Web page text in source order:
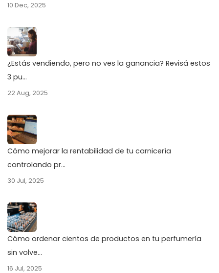
10 Dec, 2025
¿Estás vendiendo, pero no ves la ganancia? Revisá estos
3 pu...
22 Aug, 2025
Cómo mejorar la rentabilidad de tu carnicería
controlando pr...
30 Jul, 2025
Cómo ordenar cientos de productos en tu perfumería
sin volve...
16 Jul, 2025